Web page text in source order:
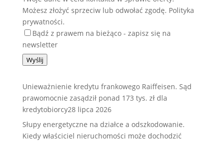
Możesz złożyć sprzeciw lub odwołać zgodę. Polityka
prywatności.
Bądź z prawem na bieżąco - zapisz się na
newsletter
Wyślij
Unieważnienie kredytu frankowego Raiffeisen. Sąd
prawomocnie zasądził ponad 173 tys. zł dla
kredytobiorcy28 lipca 2026
Słupy energetyczne na działce a odszkodowanie.
Kiedy właściciel nieruchomości może dochodzić